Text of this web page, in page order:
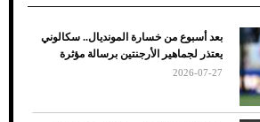
السيارة عند الوقوف.. أشهر
بعد أسبوع من خسارة المونديال.. سكالوني
يعتذر لجماهير الأرجنتين برسالة مؤثرة
2026-07-27